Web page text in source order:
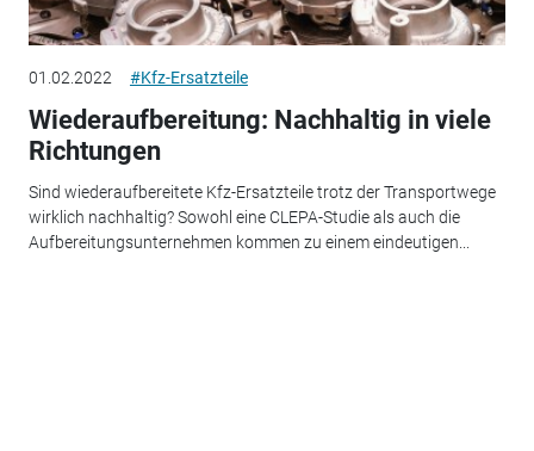
01.02.2022 #Kfz-Ersatzteile
Wiederaufbereitung: Nachhaltig in viele
Richtungen
Sind wiederaufbereitete Kfz-Ersatzteile trotz der Transportwege
wirklich nachhaltig? Sowohl eine CLEPA-Studie als auch die
Aufbereitungsunternehmen kommen zu einem eindeutigen...